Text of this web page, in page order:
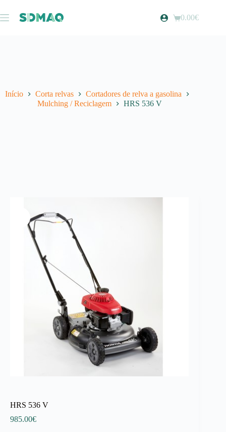
para
o
Carrinho
0.00€
Início Corta relvas
Cortadores de relva a gasolina
Mulching / Reciclagem
HRS 536 V
HRS 536 V
985.00€